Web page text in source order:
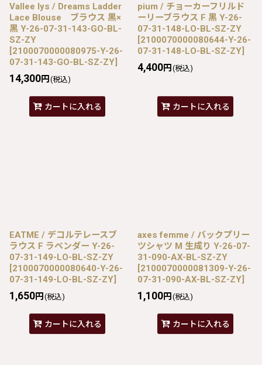
Vallee lys / Dreams Ladder
Lace Blouse ブラウス 黒×
黒 Y-26-07-31-143-GO-BL-
SZ-ZY
[2100070000080975-Y-26-
07-31-143-GO-BL-SZ-ZY]
14,300円 (税込)
カートに入れる
pium / チョーカーフリルド
ーリーブラウス F 黒 Y-26-
07-31-148-LO-BL-SZ-ZY
[2100070000080644-Y-26-
07-31-148-LO-BL-SZ-ZY]
4,400円 (税込)
カートに入れる
EATME / デコルテレースブ
ラウス F ラベンダー Y-26-
07-31-149-LO-BL-SZ-ZY
[2100070000080640-Y-26-
07-31-149-LO-BL-SZ-ZY]
1,650円 (税込)
カートに入れる
axes femme / バックプリー
ツシャツ M 生成り Y-26-07-
31-090-AX-BL-SZ-ZY
[2100070000081309-Y-26-
07-31-090-AX-BL-SZ-ZY]
1,100円 (税込)
カートに入れる